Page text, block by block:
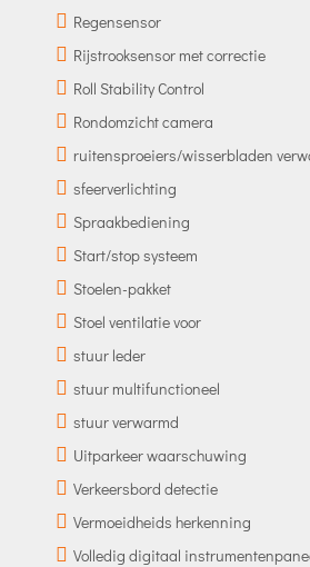
Regensensor
Rijstrooksensor met correctie
Roll Stability Control
Rondomzicht camera
ruitensproeiers/wisserbladen
sfeerverlichting
Spraakbediening
Start/stop systeem
Stoelen-pakket
Stoel ventilatie voor
stuur leder
stuur multifunctioneel
stuur verwarmd
Uitparkeer waarschuwing
Verkeersbord detectie
Vermoeidheids herkenning
Volledig digitaal